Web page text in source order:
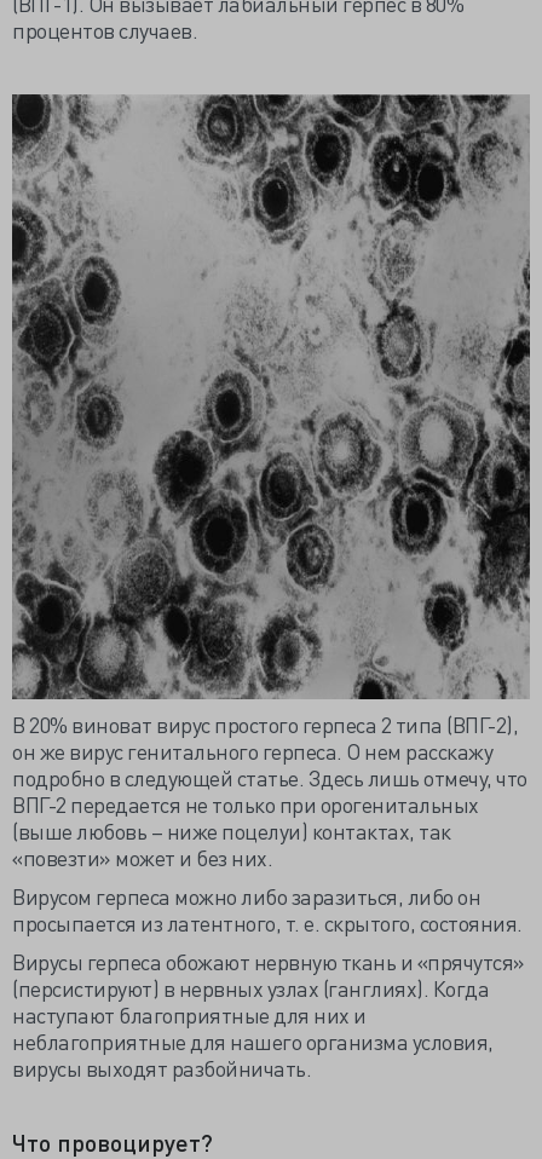
процентов случаев.
В 20% виноват вирус простого герпеса 2 типа (ВПГ-2),
он же вирус генитального герпеса. О нем расскажу
подробно в следующей статье. Здесь лишь отмечу, что
ВПГ-2 передается не только при орогенитальных
(выше любовь – ниже поцелуи) контактах, так
«повезти» может и без них.
Вирусом герпеса можно либо заразиться, либо он
просыпается из латентного, т. е. скрытого, состояния.
Вирусы герпеса обожают нервную ткань и «прячутся»
(персистируют) в нервных узлах (ганглиях). Когда
наступают благоприятные для них и
неблагоприятные для нашего организма условия,
вирусы выходят разбойничать.
Что провоцирует?